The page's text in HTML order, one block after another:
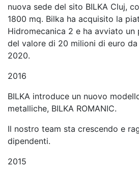
nuova sede del sito BILKA Cluj,
1800 mq. Bilka ha acquisito la
Hidromecanica 2 e ha avviato un
del valore di 20 milioni di euro
2020.
2016
BILKA introduce un nuovo
metalliche, BILKA ROMANIC.
Il nostro team sta crescendo e
dipendenti.
2015